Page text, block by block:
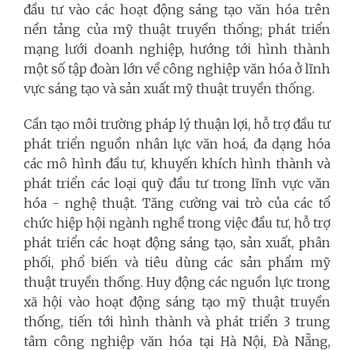
đầu tư vào các hoạt động sáng tạo văn hóa trên
nền tảng của mỹ thuật truyền thống; phát triển
mạng lưới doanh nghiệp, hướng tới hình thành
một số tập đoàn lớn về công nghiệp văn hóa ở lĩnh
vực sáng tạo và sản xuất mỹ thuật truyền thống.
Cần tạo môi trường pháp lý thuận lợi, hỗ trợ đầu tư
phát triển nguồn nhân lực văn hoá, đa dạng hóa
các mô hình đầu tư, khuyến khích hình thành và
phát triển các loại quỹ đầu tư trong lĩnh vực văn
hóa - nghệ thuật. Tăng cường vai trò của các tổ
chức hiệp hội ngành nghề trong việc đầu tư, hỗ trợ
phát triển các hoạt động sáng tạo, sản xuất, phân
phối, phổ biến và tiêu dùng các sản phẩm mỹ
thuật truyền thống. Huy động các nguồn lực trong
xã hội vào hoạt động sáng tạo mỹ thuật truyền
thống, tiến tới hình thành và phát triển 3 trung
tâm công nghiệp văn hóa tại Hà Nội, Đà Nẵng,